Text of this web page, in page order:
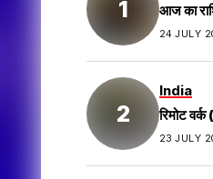
आज का
24 JULY
India
रिमोट
23 JULY